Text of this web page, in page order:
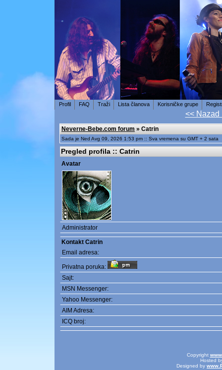
Profil FAQ Traži Lista članova Korisničke grupe
<< Nazad
Neverne-Bebe.com forum » Catrin
Sada je Ned Avg 09, 2026 1:53 pm :: Sva vremena su GMT + 2 sata
Pregled profila :: Catrin
Avatar
Administrator
Kontakt Catrin
Email adresa:
Privatna poruka:
Sajt:
MSN Messenger:
Yahoo Messenger:
AIM Adresa:
ICQ broj:
Copyright
Hosted
Designed by